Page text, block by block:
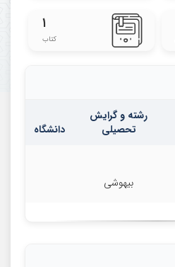
۱
کتاب
رشته و گرایش
تحصیلی
دانشگاه
بیهوشی